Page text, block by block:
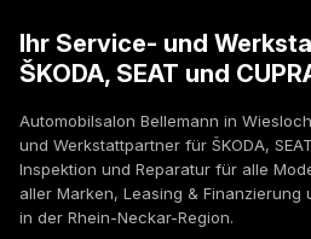
Ihr Service- und
ŠKODA, SEAT und
Automobilsalon Bellemann in
und Werkstattpartner für ŠKODA,
Inspektion und Reparatur für alle
aller Marken, Leasing & Finanzierung
in der Rhein-Neckar-Region.